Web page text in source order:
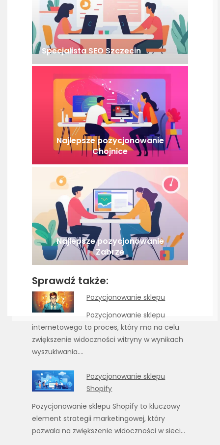
Specjalista SEO Szczecin
Najlepsze pozycjonowanie
Chojnice
Najlepsze pozycjonowanie
Zabrze
Sprawdź także:
Pozycjonowanie sklepu
Pozycjonowanie sklepu
internetowego to proces, który ma na celu
zwiększenie widoczności witryny w wynikach
wyszukiwania.…
Pozycjonowanie sklepu
Shopify
Pozycjonowanie sklepu Shopify to kluczowy
element strategii marketingowej, który
pozwala na zwiększenie widoczności w sieci…